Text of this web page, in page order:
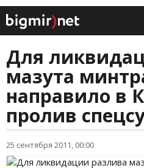
Для
мазута
направило в
пролив
25 сентября 2011, 00:00